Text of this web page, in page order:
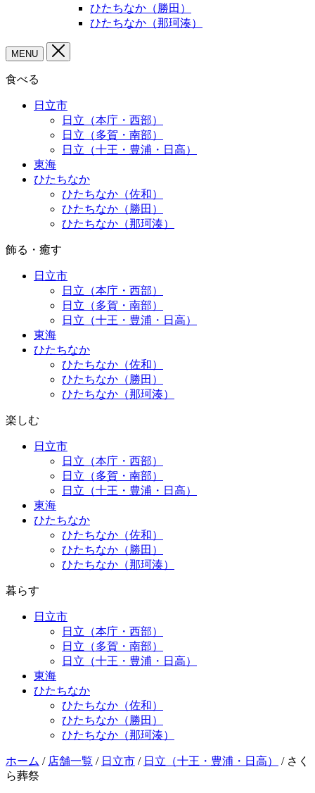
ひたちなか（勝田）
ひたちなか（那珂湊）
MENU
食べる
日立市
日立（本庁・西部）
日立（多賀・南部）
日立（十王・豊浦・日高）
東海
ひたちなか
ひたちなか（佐和）
ひたちなか（勝田）
ひたちなか（那珂湊）
飾る・癒す
日立市
日立（本庁・西部）
日立（多賀・南部）
日立（十王・豊浦・日高）
東海
ひたちなか
ひたちなか（佐和）
ひたちなか（勝田）
ひたちなか（那珂湊）
楽しむ
日立市
日立（本庁・西部）
日立（多賀・南部）
日立（十王・豊浦・日高）
東海
ひたちなか
ひたちなか（佐和）
ひたちなか（勝田）
ひたちなか（那珂湊）
暮らす
日立市
日立（本庁・西部）
日立（多賀・南部）
日立（十王・豊浦・日高）
東海
ひたちなか
ひたちなか（佐和）
ひたちなか（勝田）
ひたちなか（那珂湊）
ホーム / 店舗一覧 / 日立市 / 日立（十王・豊浦・日高） / さく
ら葬祭